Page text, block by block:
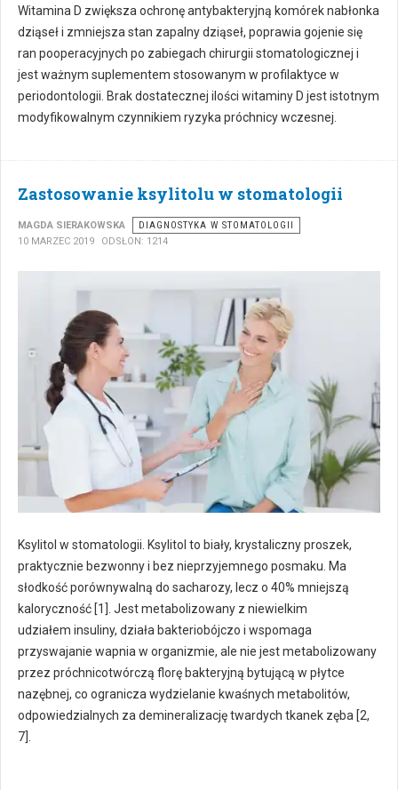
Witamina D zwiększa ochronę antybakteryjną komórek nabłonka
dziąseł i zmniejsza stan zapalny dziąseł, poprawia gojenie się
ran pooperacyjnych po zabiegach chirurgii stomatologicznej i
jest ważnym suplementem stosowanym w profilaktyce w
periodontologii. Brak dostatecznej ilości witaminy D jest istotnym
modyfikowalnym czynnikiem ryzyka próchnicy wczesnej.
Zastosowanie ksylitolu w stomatologii
MAGDA SIERAKOWSKA
DIAGNOSTYKA W STOMATOLOGII
10 MARZEC 2019
ODSŁON: 1214
Ksylitol w stomatologii. Ksylitol to biały, krystaliczny proszek,
praktycznie bezwonny i bez nieprzyjemnego posmaku. Ma
słodkość porównywalną do sacharozy, lecz o 40% mniejszą
kaloryczność [1]. Jest metabolizowany z niewielkim
udziałem insuliny, działa bakteriobójczo i wspomaga
przyswajanie wapnia w organizmie, ale nie jest metabolizowany
przez próchnicotwórczą florę bakteryjną bytującą w płytce
nazębnej, co ogranicza wydzielanie kwaśnych metabolitów,
odpowiedzialnych za demineralizację twardych tkanek zęba [2,
7].